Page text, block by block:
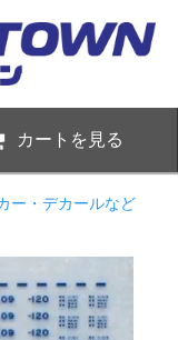
カートを見る
ー・デカールなど